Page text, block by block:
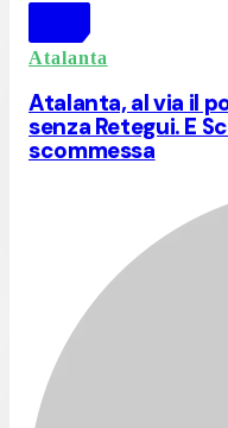
Atalanta
Atalanta, al via il
senza Retegui. E
scommessa